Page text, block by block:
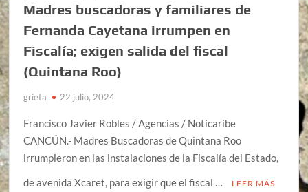
Madres buscadoras y familiares de
Fernanda Cayetana irrumpen en
Fiscalía; exigen salida del fiscal
(Quintana Roo)
grieta 22 julio, 2024
Francisco Javier Robles / Agencias / Noticaribe
CANCÚN.- Madres Buscadoras de Quintana Roo
irrumpieron en las instalaciones de la Fiscalía del Estado,
de avenida Xcaret, para exigir que el fiscal …
LEER MÁS